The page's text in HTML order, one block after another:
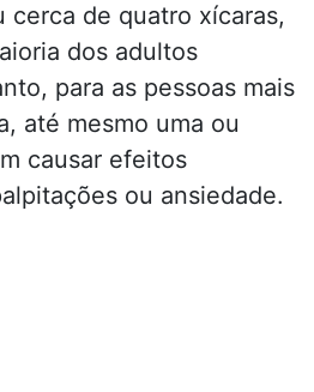
cerca de quatro xícaras,
dos adultos
para as pessoas mais
até mesmo uma ou
causar efeitos
ou ansiedade.